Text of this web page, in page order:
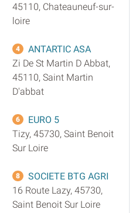
45110, Chateauneuf-sur-
loire
4
ANTARTIC ASA
Zi De St Martin D Abbat,
45110, Saint Martin
D'abbat
6
EURO 5
Tizy, 45730, Saint Benoit
Sur Loire
8
SOCIETE BTG AGRI
16 Route Lazy, 45730,
Saint Benoit Sur Loire